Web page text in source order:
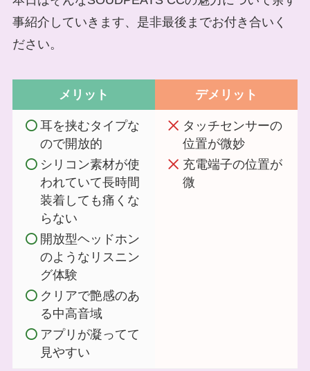
事紹介していきます、是非最後までお付き合いく
ださい。
メリット デメリット
耳を挟むタイプな
ので開放的
シリコン素材が使
われていて長時間
装着しても痛くな
らない
開放型ヘッドホン
のようなリスニン
グ体験
クリアで艶感のあ
る中高音域
アプリが凝ってて
見やすい
タッチセンサーの
位置が微妙
充電端子の位置が
微